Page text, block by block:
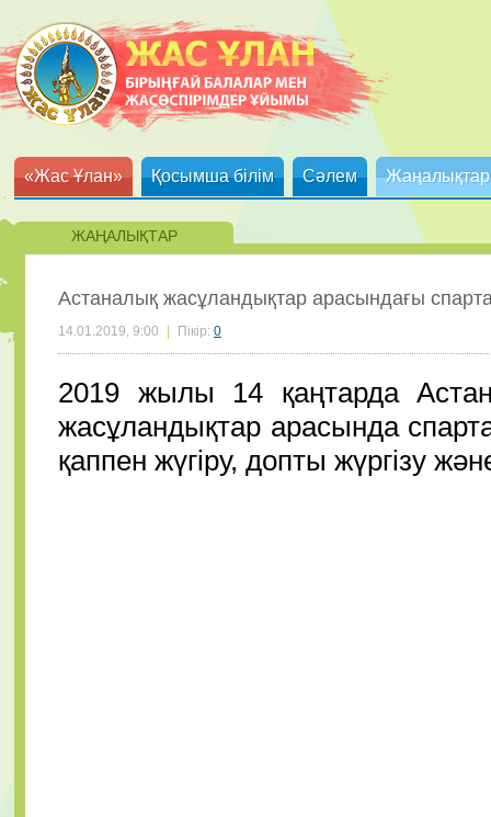
«Жас Ұлан» Қосымша білім Сәлем Жаңалықтар
ЖАҢАЛЫҚТАР
Астаналық жасұландықтар арасындағы
14.01.2019, 9:00 Пікір: 0
2019 жылы 14 қаңтарда
жасұландықтар арасында
қаппен жүгіру, допты жүргізу